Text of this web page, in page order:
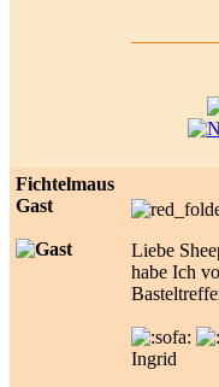
Fichtelmaus
Gast
Liebe
habe Ich
Ingrid